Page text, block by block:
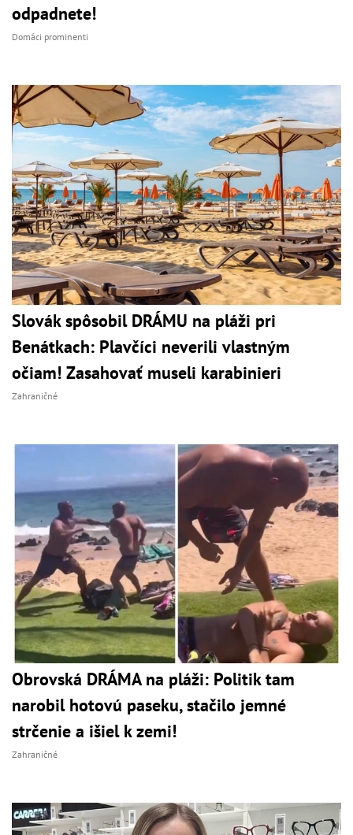
odpadnete!
Domáci prominenti
Slovák spôsobil DRÁMU na pláži pri
Benátkach: Plavčíci neverili vlastným
očiam! Zasahovať museli karabinieri
Zahraničné
Obrovská DRÁMA na pláži: Politik tam
narobil hotovú paseku, stačilo jemné
strčenie a išiel k zemi!
Zahraničné